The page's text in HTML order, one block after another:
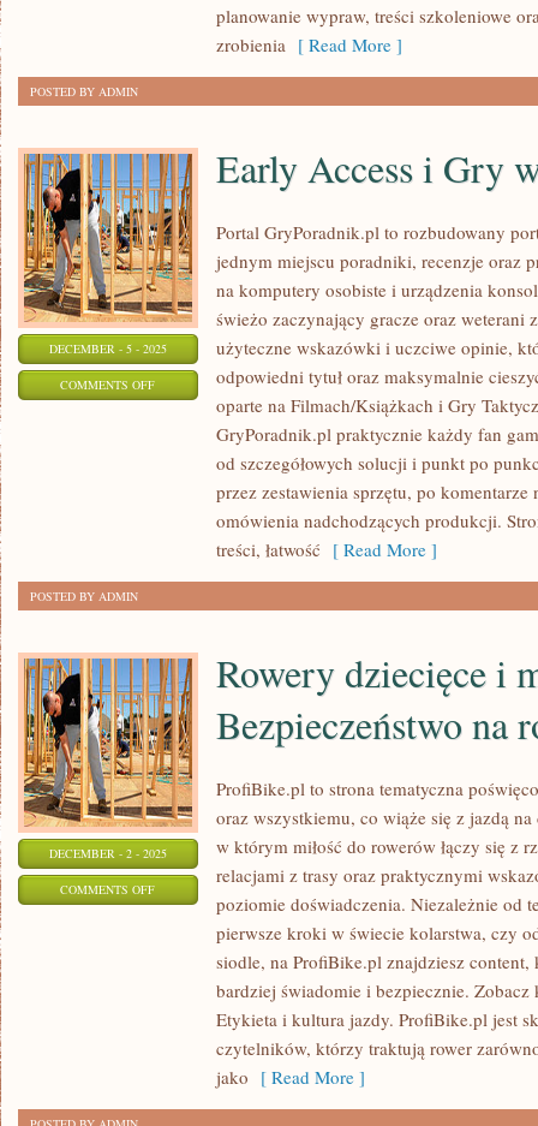
planowanie wypraw, treści szkoleniowe
zrobienia [ Read More ]
POSTED BY ADMIN
DECEMBER - 5 - 2025
COMMENTS OFFON
Early Access i Gry
Portal GryPoradnik.pl to rozbudowany
jednym miejscu poradniki, recenzje oraz
na komputery osobiste i urządzenia
świeżo zaczynający gracze oraz weterani
użyteczne wskazówki i uczciwe opinie,
odpowiedni tytuł oraz maksymalnie
oparte na Filmach/Książkach i Gry
GryPoradnik.pl praktycznie każdy fan
od szczegółowych solucji i punkt po
przez zestawienia sprzętu, po
omówienia nadchodzących produkcji.
treści, łatwość [ Read More ]
POSTED BY ADMIN
DECEMBER - 2 - 2025
COMMENTS OFFON
BEZPIECZEŃSTWO
Rowery dziecięce i
Bezpieczeństwo na
ProfiBike.pl to strona tematyczna
oraz wszystkiemu, co wiąże się z jazdą
w którym miłość do rowerów łączy się z
relacjami z trasy oraz praktycznymi
poziomie doświadczenia. Niezależnie od
pierwsze kroki w świecie kolarstwa, czy
siodle, na ProfiBike.pl znajdziesz
bardziej świadomie i bezpiecznie.
Etykieta i kultura jazdy. ProfiBike.pl jest
czytelników, którzy traktują rower
jako [ Read More ]